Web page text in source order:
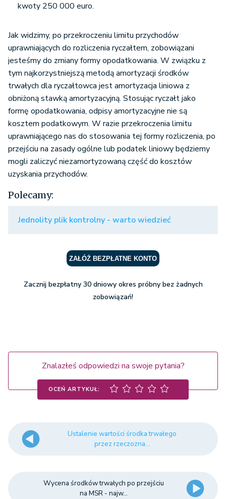
kwoty 250 000 euro.
Jak widzimy, po przekroczeniu limitu przychodów
uprawniających do rozliczenia ryczałtem, zobowiązani
jesteśmy do zmiany formy opodatkowania. W związku z
tym najkorzystniejszą metodą amortyzacji środków
trwałych dla ryczałtowca jest amortyzacja liniowa z
obniżoną stawką amortyzacyjną. Stosując ryczałt jako
formę opodatkowania, odpisy amortyzacyjne nie są
kosztem podatkowym. W razie przekroczenia limitu
uprawniającego nas do stosowania tej formy rozliczenia, po
przejściu na zasady ogólne lub podatek liniowy będziemy
mogli zaliczyć niezamortyzowaną część do kosztów
uzyskania przychodów.
Polecamy:
Jednolity plik kontrolny - warto wiedzieć
ZAŁÓŻ BEZPŁATNE KONTO
Zacznij bezpłatny 30 dniowy okres próbny bez żadnych
zobowiązań!
Znalazłeś odpowiedzi na swoje pytania?
OCEŃ ARTYKUŁ:
Ustalenie wartości środka trwałego
przez rzeczozna...
Wycena środków trwałych po przejściu
na MSR - najw...